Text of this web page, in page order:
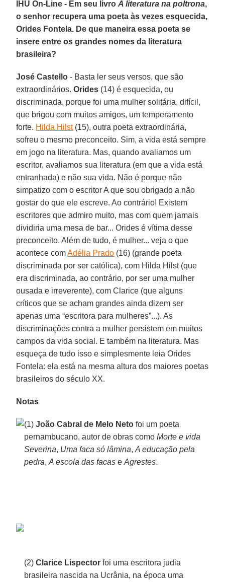
IHU On-Line - Em seu livroA literatura na poltrona,
o senhor recupera uma poeta às vezes esquecida,
Orides Fontela. De que maneira essa poeta se
insere entre os grandes nomes da literatura
brasileira?
José Castello - Basta ler seus versos, que são
extraordinários.Orides (14) é esquecida, ou
discriminada, porque foi uma mulher solitária, difícil,
que brigou com muitos amigos, um temperamento
forte. Hilda Hilst(15), outra poeta extraordinária,
sofreu o mesmo preconceito. Sim, a vida está sempre
em jogo na literatura. Mas, quando avaliamos um
escritor, avaliamos sua literatura (em que a vida está
entranhada) e não sua vida. Não é porque não
simpatizo com o escritor A que sou obrigado a não
gostar do que ele escreve. Ao contrário! Existem
escritores que admiro muito, mas com quem jamais
dividiria uma mesa de bar... Orides é vítima desse
preconceito. Além de tudo, é mulher... veja o que
acontece comAdélia Prado (16) (grande poeta
discriminada por ser católica), com Hilda Hilst (que
era discriminada, ao contrário, por ser uma mulher
ousada e irreverente), com Clarice (que alguns
críticos que se acham grandes ainda dizem ser
apenas uma “escritora para mulheres”...). As
discriminações contra a mulher persistem em muitos
campos da vida social. E também na literatura. Mas
esqueça de tudo isso e simplesmente leia Orides
Fontela: ela está na mesma altura dos maiores poetas
brasileiros do século XX.
Notas
(1)João Cabral de Melo Neto foi um poeta
pernambucano, autor de obras comoMorte e vida
Severina, Uma faca só lâmina,A educação pela
pedra,A escola das facas eAgrestes.
(2)Clarice Lispector foi uma escritora judia
brasileira nascida na Ucrânia, na época uma